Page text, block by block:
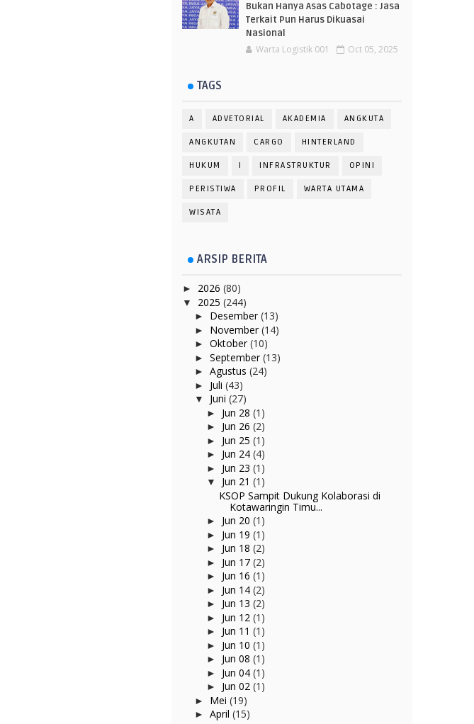
Bukan Hanya Asas Cabotage : Jasa
Terkait Pun Harus Dikuasai
Nasional
Warta Logistik 001 Oct 05, 2025
TAGS
A ADVETORIAL AKADEMIA ANGKUTA
ANGKUTAN CARGO HINTERLAND
HUKUM I INFRASTRUKTUR OPINI
PERISTIWA PROFIL WARTA UTAMA
WISATA
ARSIP BERITA
► 2026 (80)
▼ 2025 (244)
► Desember(13)
► November(14)
► Oktober(10)
► September(13)
► Agustus (24)
► Juli (43)
▼ Juni (27)
► Jun 28 (1)
► Jun 26 (2)
► Jun 25 (1)
► Jun 24 (4)
► Jun 23 (1)
▼ Jun 21 (1)
KSOP Sampit Dukung Kolaborasi di
Kotawaringin Timu...
► Jun 20 (1)
► Jun 19 (1)
► Jun 18 (2)
► Jun 17 (2)
► Jun 16 (1)
► Jun 14 (2)
► Jun 13 (2)
► Jun 12 (1)
► Jun 11 (1)
► Jun 10 (1)
► Jun 08 (1)
► Jun 04 (1)
► Jun 02 (1)
► Mei (19)
► April (15)